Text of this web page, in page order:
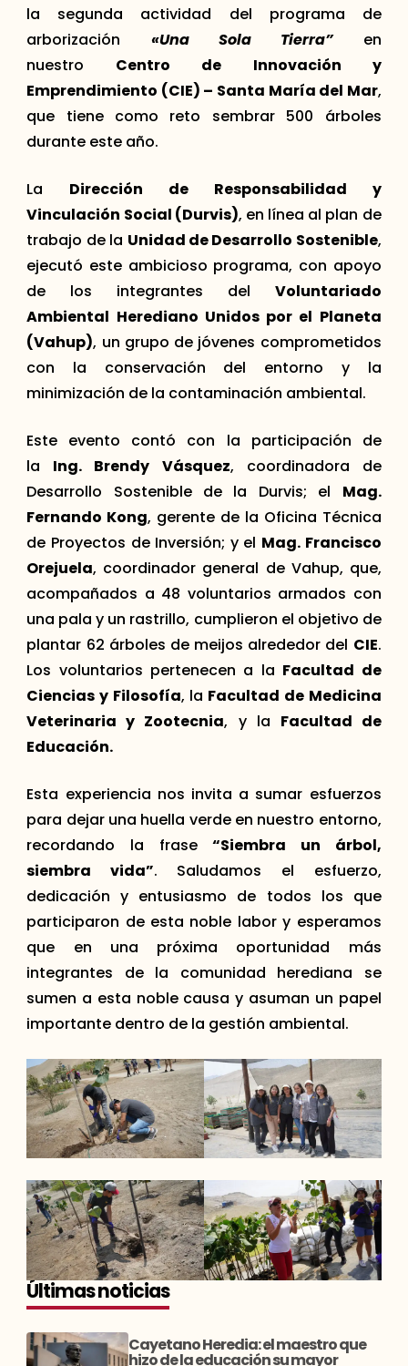
la segunda actividad del programa de
arborización
«Una Sola Tierra”en
nuestro Centro de Innovación y
Emprendimiento (CIE) – Santa María del Mar,
que tiene como reto sembrar 500 árboles
durante este año.
La Dirección de Responsabilidad y
Vinculación Social (Durvis), en línea al plan de
trabajo de la Unidad de Desarrollo Sostenible,
ejecutó este ambicioso programa, con apoyo
de los integrantes del Voluntariado
Ambiental Herediano Unidos por el Planeta
(Vahup), un grupo de jóvenes comprometidos
con la conservación del entorno y la
minimización de la contaminación ambiental.
Este evento contó con la participación de
la Ing. Brendy Vásquez, coordinadora de
Desarrollo Sostenible de la Durvis; el Mag.
Fernando Kong, gerente de la Oficina Técnica
de Proyectos de Inversión; y el Mag. Francisco
Orejuela, coordinador general de Vahup, que,
acompañados a 48 voluntarios armados con
una pala y un rastrillo, cumplieron el objetivo de
plantar 62 árboles de meijos alrededor del CIE.
Los voluntarios pertenecen a la Facultad de
Ciencias y Filosofía, la Facultad de Medicina
Veterinaria y Zootecnia, y la Facultad de
Educación.
Esta experiencia nos invita a sumar esfuerzos
para dejar una huella verde en nuestro entorno,
recordando la frase“Siembra un árbol,
siembra vida”. Saludamos el esfuerzo,
dedicación y entusiasmo de todos los que
participaron de esta noble labor y esperamos
que en una próxima oportunidad más
integrantes de la comunidad herediana se
sumen a esta noble causa y asuman un papel
importante dentro de la gestión ambiental.
Últimas noticias
Cayetano Heredia: el maestro que
hizo de la educación su mayor